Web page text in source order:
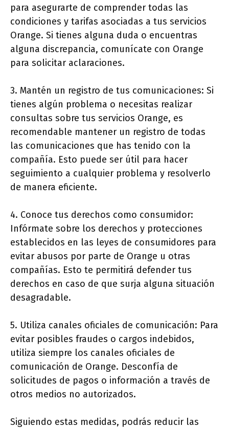
para asegurarte de comprender todas las
condiciones y tarifas asociadas a tus servicios
Orange. Si tienes alguna duda o encuentras
alguna discrepancia, comunícate con Orange
para solicitar aclaraciones.
3. Mantén un registro de tus comunicaciones: Si
tienes algún problema o necesitas realizar
consultas sobre tus servicios Orange, es
recomendable mantener un registro de todas
las comunicaciones que has tenido con la
compañía. Esto puede ser útil para hacer
seguimiento a cualquier problema y resolverlo
de manera eficiente.
4. Conoce tus derechos como consumidor:
Infórmate sobre los derechos y protecciones
establecidos en las leyes de consumidores para
evitar abusos por parte de Orange u otras
compañías. Esto te permitirá defender tus
derechos en caso de que surja alguna situación
desagradable.
5. Utiliza canales oficiales de comunicación: Para
evitar posibles fraudes o cargos indebidos,
utiliza siempre los canales oficiales de
comunicación de Orange. Desconfía de
solicitudes de pagos o información a través de
otros medios no autorizados.
Siguiendo estas medidas, podrás reducir las